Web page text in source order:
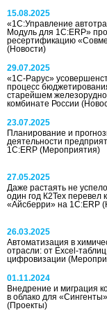
15.08.2025
«1С:Управление
Модуль для 1С:ERP»
ресертификацию
(Новости)
29.07.2025
«1С-Рарус»
процесс
старейшем
комбинате России
23.07.2025
Планирование и
деятельности
1С:ERP (Мероприятия)
27.05.2025
Даже растаять не
один год К2Тех перевел
«Айсберри» на 1С:ERP
26.03.2025
Автоматизация в
отрасли: от Excel-
цифровизации
01.11.2024
Внедрение и миграция
в облако для «Сингенты»
(Проекты)